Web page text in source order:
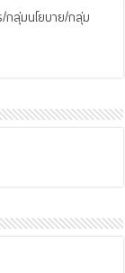
กลุ่มนโยบาย/กลุ่ม